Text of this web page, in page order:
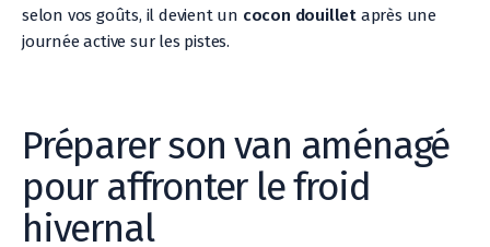
selon vos goûts, il devient un cocon douillet après une
journée active sur les pistes.
Préparer son van aménagé
pour affronter le froid
hivernal